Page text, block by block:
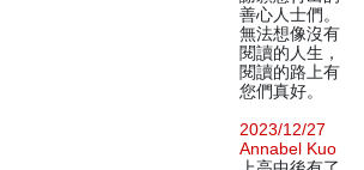
善心人士們。
無法想像沒有
閱讀的人生，
閱讀的路上有
您們真好。
2023/12/27
Annabel Kuo